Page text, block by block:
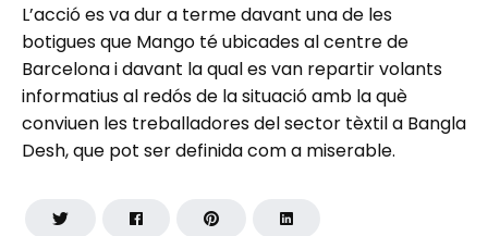
L’acció es va dur a terme davant una de les
botigues que Mango té ubicades al centre de
Barcelona i davant la qual es van repartir volants
informatius al redós de la situació amb la què
conviuen les treballadores del sector tèxtil a Bangla
Desh, que pot ser definida com a miserable.